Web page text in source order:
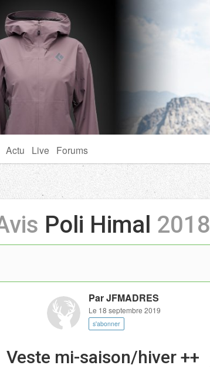
Actu Live Forums
Poli Himal 2018
ParJFMADRES
Le 18 septembre 2019
s'abonner
Veste mi-saison/hiver ++